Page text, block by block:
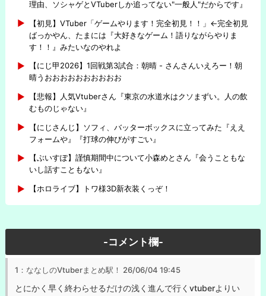
理由、ソシャゲとVTuberしか追ってない"一般人"だからです』
【初見】VTuber「ゲームやります！完全初見！！」←完全初見
ばっかやん、たまには『大好きなゲーム！語りながらやりま
す！！』みたいなのやれよ
【にじ甲2026】1回戦第3試合：朝晴 - さんさんいえろー！朝
晴うおおおおおおおおおお
【悲報】人気Vtuberさん『東京の水道水はクソまずい。人の飲
むものじゃない』
【にじさんじ】ソフィ、バッターボックスに立ってみた『ええ
フォームや』『打球の伸びがすごい』
【ぶいすぽ】謹慎期間中について小森めとさん『会うこともな
いし話すこともない』
【ホロライブ】トワ様3D新衣装くっぞ！
-コメント欄-
1：ななしのVtuberまとめ駅！ 26/06/04 19:45
とにかく早く終わらせるだけの浅く進んで行くvtuberよりい